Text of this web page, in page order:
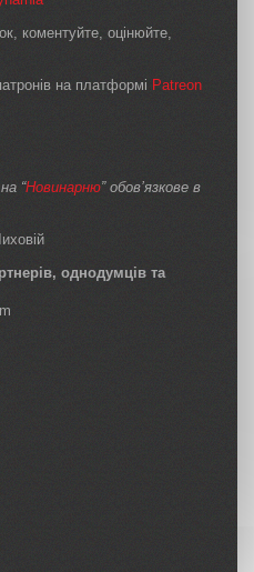
коментуйте, оцінюйте,
на платформі Patreon
“Новинарню” обов’язкове в
однодумців та